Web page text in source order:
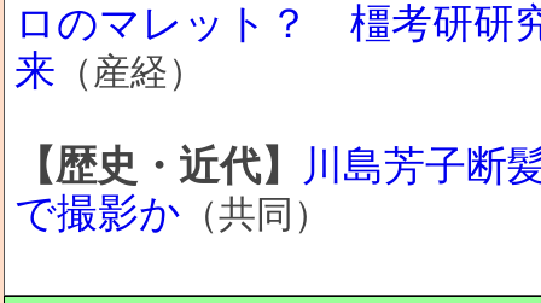
ロのマレット？ 橿考研研
来 （産経）
【歴史・近代】
川島芳子断
で撮影か （共同）